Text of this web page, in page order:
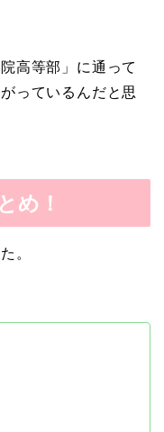
高等部」に通って
っているんだと思
め！
。